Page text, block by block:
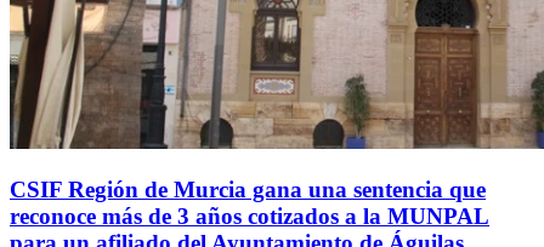
CSIF Región de Murcia gana una sentencia que
reconoce más de 3 años cotizados a la MUNPAL